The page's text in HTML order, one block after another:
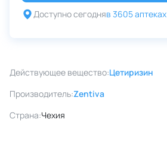
Доступно сегодняв 3605 аптеках
Действующее вещество:Цетиризин
Производитель:Zentiva
Страна:Чехия